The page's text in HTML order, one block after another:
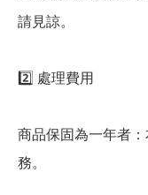
請見諒。
2️⃣ 處理費用
商品保固為一年者
務。